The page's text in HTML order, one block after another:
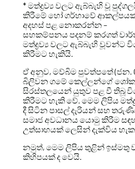
* මත්ද්‍රව්‍ය වලට ඇබ්බැහි වූ
කිරීමේ හෝ ගර්හාවේ
අදහස් පළ නොකරන්න –
සහකම්පනය පදනම් කරගත්
මත්ද්‍රව්‍ය වලට ඇබ්බැහි වූවන්ට
කිරීමට හැකියි.
ඒ අනුව, මව්බිම පුවත්පතේ (ජන.
බිලිවන ගමේ කෙල්ලන්ගේ
සිරස්තලයෙන් යුතුව පළ වී තිබූ
කිරීමට හැකි වේ. මෙම ලිපිය
දී සිටින පාසල් දැරියන් සහ
සමාජ අවධානය යොමු කිරීම
උත්සාහයක් ලෙසින් දැක්විය
නමුත්, මෙම ලිපිය තුළින් ඉස්මතු
කිහිපයක් ද වෙයි.